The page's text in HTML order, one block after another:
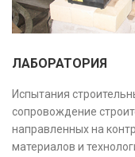
ЛАБОРАТОРИЯ
Испытания
сопровождение
направленных на
материалов и